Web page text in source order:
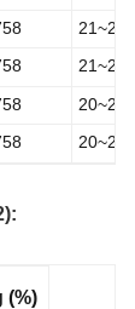
21~27
21~27
20~26
20~24
(%)